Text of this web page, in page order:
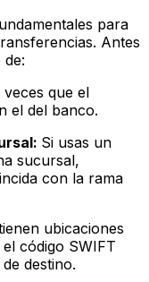
para
Antes
que el
el del banco.
Si usas un
sucursal,
con la rama
ubicaciones
código SWIFT
destino.